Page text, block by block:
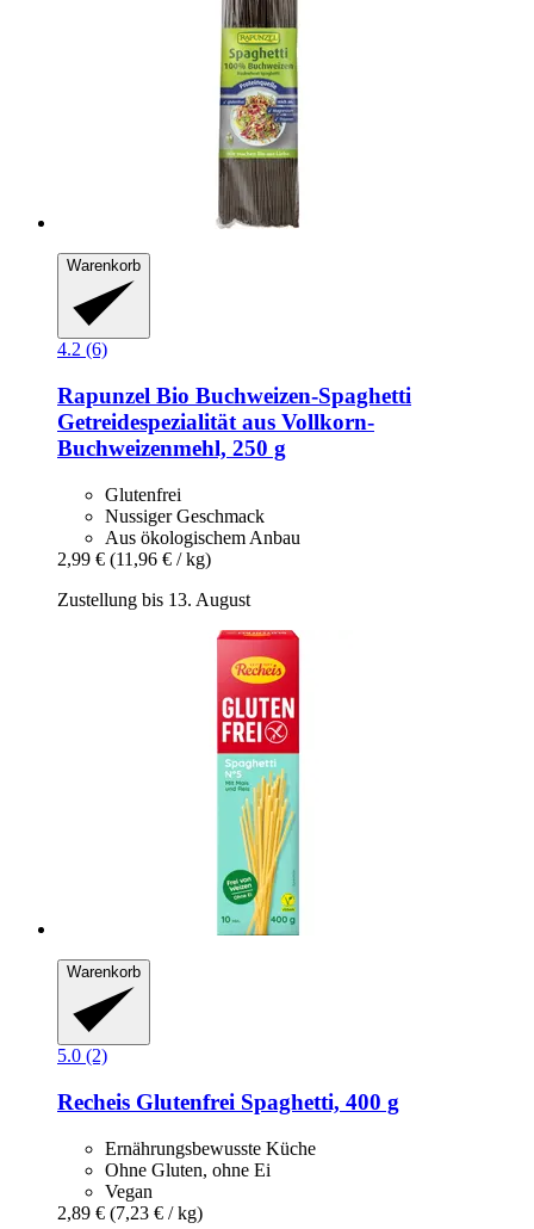
Warenkorb
4.2 (6)
Rapunzel Bio Buchweizen-​Spaghetti
Getreidespezialität aus Vollkorn-​
Buchweizenmehl, 250 g
Glutenfrei
Nussiger Geschmack
Aus ökologischem Anbau
2,99 € (11,96 € / kg)
Zustellung bis 13. August
Warenkorb
5.0 (2)
Recheis Glutenfrei Spaghetti, 400 g
Ernährungsbewusste Küche
Ohne Gluten, ohne Ei
Vegan
2,89 € (7,23 € / kg)